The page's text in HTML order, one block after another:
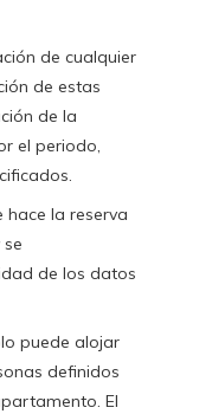
de cualquier
de estas
de la
el periodo,
hace la reserva
de los datos
puede alojar
definidos
El